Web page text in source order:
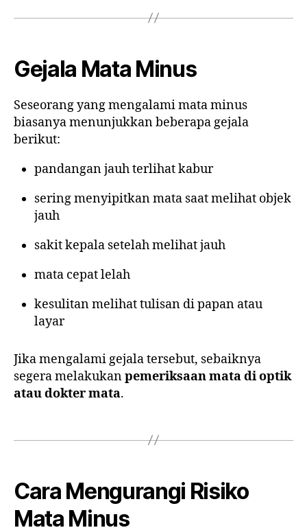
Gejala Mata Minus
Seseorang yang mengalami mata minus
biasanya menunjukkan beberapa gejala
berikut:
pandangan jauh terlihat kabur
sering menyipitkan mata saat melihat objek
jauh
sakit kepala setelah melihat jauh
mata cepat lelah
kesulitan melihat tulisan di papan atau
layar
Jika mengalami gejala tersebut, sebaiknya
segera melakukanpemeriksaan mata di optik
atau dokter mata.
Cara Mengurangi Risiko
Mata Minus